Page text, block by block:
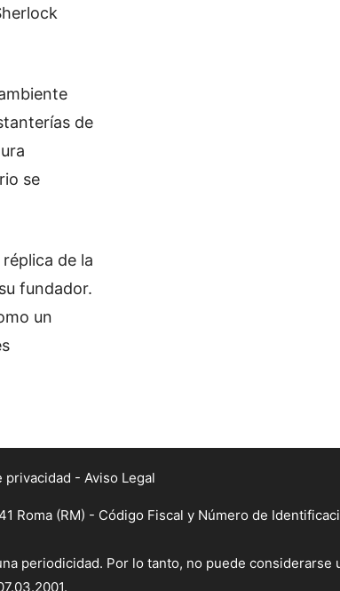
de
se
de la
fundador.
un
privacidad - Aviso Legal
Roma (RM) - Código Fiscal y Número de
periodicidad. Por lo tanto, no puede considerarse